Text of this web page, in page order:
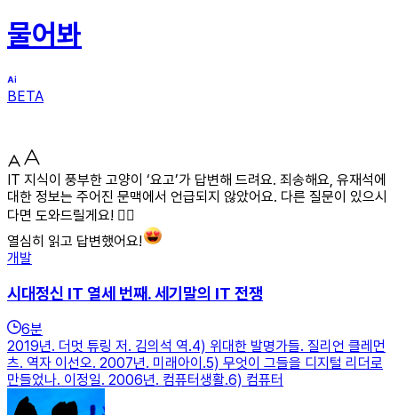
물어봐
BETA
IT 지식이 풍부한 고양이 ‘요고’가 답변해 드려요. 죄송해요, 유재석에
대한 정보는 주어진 문맥에서 언급되지 않았어요. 다른 질문이 있으시
다면 도와드릴게요! 🐱‍👤
열심히 읽고 답변했어요!
개발
시대정신 IT 열세 번째. 세기말의 IT 전쟁
6분
2019년. 더멋 튜링 저. 김의석 역.4) 위대한 발명가들. 질리언 클레먼
츠. 역자 이선오. 2007년. 미래아이.5) 무엇이 그들을 디지털 리더로
만들었나. 이정일. 2006년. 컴퓨터생활.6) 컴퓨터